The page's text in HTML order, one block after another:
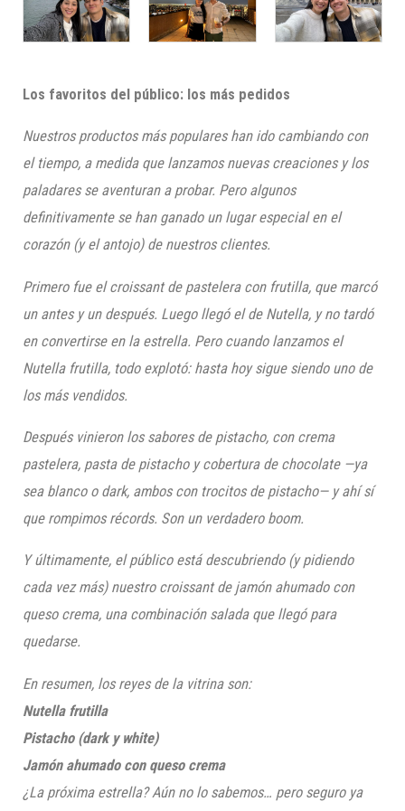
Los favoritos del público: los más pedidos
Nuestros productos más populares han ido cambiando con
el tiempo, a medida que lanzamos nuevas creaciones y los
paladares se aventuran a probar. Pero algunos
definitivamente se han ganado un lugar especial en el
corazón (y el antojo) de nuestros clientes.
Primero fue el croissant de pastelera con frutilla, que marcó
un antes y un después. Luego llegó el de Nutella, y no tardó
en convertirse en la estrella. Pero cuando lanzamos el
Nutella frutilla, todo explotó: hasta hoy sigue siendo uno de
los más vendidos.
Después vinieron los sabores de pistacho, con crema
pastelera, pasta de pistacho y cobertura de chocolate —ya
sea blanco o dark, ambos con trocitos de pistacho— y ahí sí
que rompimos récords. Son un verdadero boom.
Y últimamente, el público está descubriendo (y pidiendo
cada vez más) nuestro croissant de jamón ahumado con
queso crema, una combinación salada que llegó para
quedarse.
En resumen, los reyes de la vitrina son:
Nutella frutilla
Pistacho (dark y white)
Jamón ahumado con queso crema
¿La próxima estrella? Aún no lo sabemos… pero seguro ya